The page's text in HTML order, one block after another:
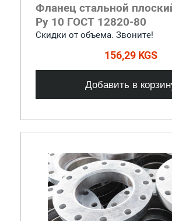
Фланец стальной
Ру 10 ГОСТ 12820-80
Скидки от объема. Звоните!
156,29 KGS
Добавить в